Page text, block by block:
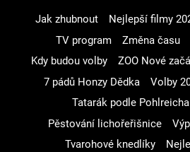
Jak zhubnout Nejlepší filmy
TV program
Změna času
Kdy budou volby
ZOO Nové
7 pádů Honzy Dědka
Volby
Tatarák podle Pohlreicha
Pěstování lichořeřišnice
Tvarohové knedlíky